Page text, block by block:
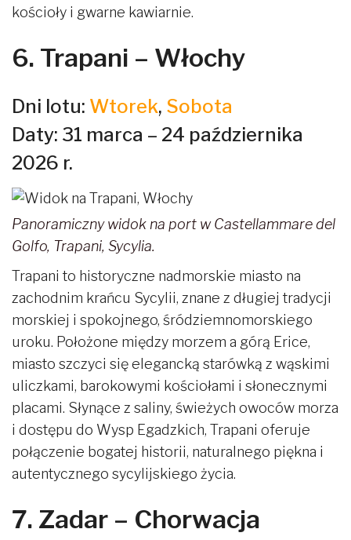
kościoły i gwarne kawiarnie.
6. Trapani – Włochy
Dni lotu: Wtorek, Sobota
Daty: 31 marca – 24 października
2026 r.
Panoramiczny widok na port w Castellammare del
Golfo, Trapani, Sycylia.
Trapani to historyczne nadmorskie miasto na
zachodnim krańcu Sycylii, znane z długiej tradycji
morskiej i spokojnego, śródziemnomorskiego
uroku. Położone między morzem a górą Erice,
miasto szczyci się elegancką starówką z wąskimi
uliczkami, barokowymi kościołami i słonecznymi
placami. Słynące z saliny, świeżych owoców morza
i dostępu do Wysp Egadzkich, Trapani oferuje
połączenie bogatej historii, naturalnego piękna i
autentycznego sycylijskiego życia.
7. Zadar – Chorwacja